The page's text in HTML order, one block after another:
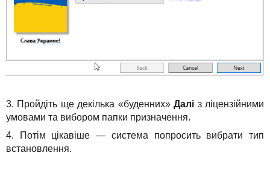
3. Пройдіть ще декілька «буденних»Далі з ліцензійними
умовами та вибором папки призначення.
4. Потім цікавіше — система попросить вибрати тип
встановлення.